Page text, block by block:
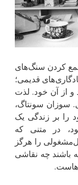
کردن سنگ‌های
قدیمی؛
از آن خود. لذت
سونتاگ،
را بر زندگی یک
در متنی که
را هرگز
باشند چه نقاشی